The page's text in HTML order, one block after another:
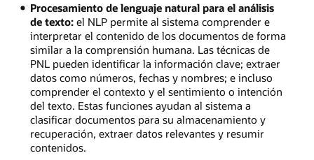
Procesamiento de lenguaje natural para el análisis
de texto:el NLP permite al sistema comprender e
interpretar el contenido de los documentos de forma
similar a la comprensión humana. Las técnicas de
PNL pueden identificar la información clave; extraer
datos como números, fechas y nombres; e incluso
comprender el contexto y el sentimiento o intención
del texto. Estas funciones ayudan al sistema a
clasificar documentos para su almacenamiento y
recuperación, extraer datos relevantes y resumir
contenidos.